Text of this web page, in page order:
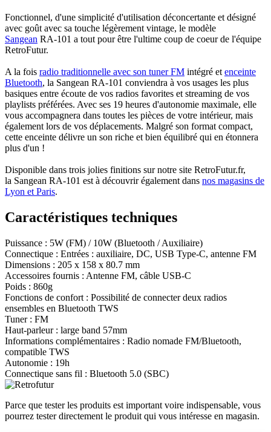
Fonctionnel, d'une simplicité d'utilisation déconcertante et désigné
avec goût avec sa touche légèrement vintage, le modèle
Sangean RA-101 a tout pour être l'ultime coup de coeur de l'équipe
RetroFutur.
A la fois radio traditionnelle avec son tuner FM intégré et enceinte
Bluetooth, la Sangean RA-101 conviendra à vos usages les plus
basiques entre écoute de vos radios favorites et streaming de vos
playlists préférées. Avec ses 19 heures d'autonomie maximale, elle
vous accompagnera dans toutes les pièces de votre intérieur, mais
également lors de vos déplacements. Malgré son format compact,
cette enceinte délivre un son riche et bien équilibré qui en étonnera
plus d'un !
Disponible dans trois jolies finitions sur notre site RetroFutur.fr,
la Sangean RA-101 est à découvrir également dans nos magasins de
Lyon et Paris.
Caractéristiques techniques
Puissance : 5W (FM) / 10W (Bluetooth / Auxiliaire)
Connectique : Entrées : auxiliaire, DC, USB Type-C, antenne FM
Dimensions : 205 x 158 x 80.7 mm
Accessoires fournis : Antenne FM, câble USB-C
Poids : 860g
Fonctions de confort : Possibilité de connecter deux radios
ensembles en Bluetooth TWS
Tuner: FM
Haut-parleur: large band 57mm
Informations complémentaires : Radio nomade FM/Bluetooth,
compatible TWS
Autonomie : 19h
Connectique sans fil : Bluetooth 5.0 (SBC)
Parce que tester les produits est important voire indispensable, vous
pourrez tester directement le produit qui vous intéresse en magasin.